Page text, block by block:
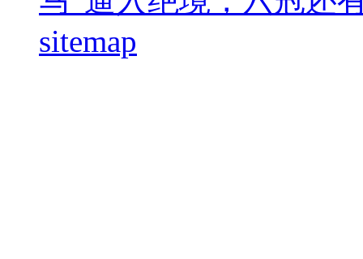
sitemap